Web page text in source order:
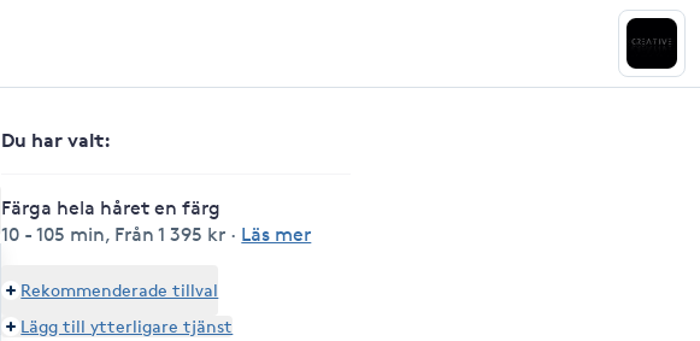
Du har valt:
Färga hela håret en färg
10 - 105 min, Från 1 395 kr · Läs mer
Rekommenderade tillval
Lägg till ytterligare tjänst